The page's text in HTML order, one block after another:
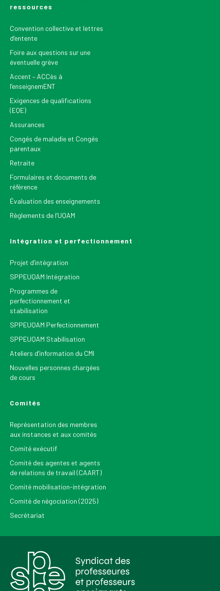
ressources
Convention collective et lettres
d’entente
Foire aux questions sur une
éventuelle grève
Accent – ACCès à
l’enseignemENT
Exigences de qualifications
(EQE)
Assurances
Congés de maladie et Congés
parentaux
Retraite
Formulaires et documents de
référence
Évaluation des enseignements
Règlements de l’UQAM
Intégration et perfectionnement
Projet d’intégration
SPPEUQAM Intégration
Programmes de
perfectionnement et
stabilisation
SPPEUQAM Perfectionnement
SPPEUQAM Stabilisation
Ateliers d’information du CMI
Nouvelles personnes chargées
de cours
Comités
Représentation des membres
aux instances et aux comités
Comité exécutif
Comité des agentes et agents
de relations de travail (CAART)
Comité mobilisation-intégration
Comité de négociation (2025)
Secrétariat